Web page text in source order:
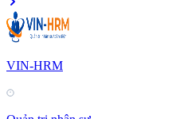
VIN-HRM